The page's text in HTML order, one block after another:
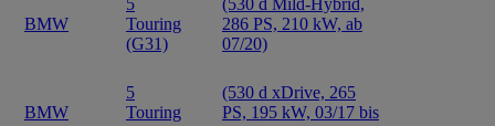
BMW
5
Touring
(G31)
(530 d Mild-Hybrid,
286 PS, 210 kW, ab
07/20)
BMW
5
Touring
(530 d xDrive, 265
PS, 195 kW, 03/17 bis